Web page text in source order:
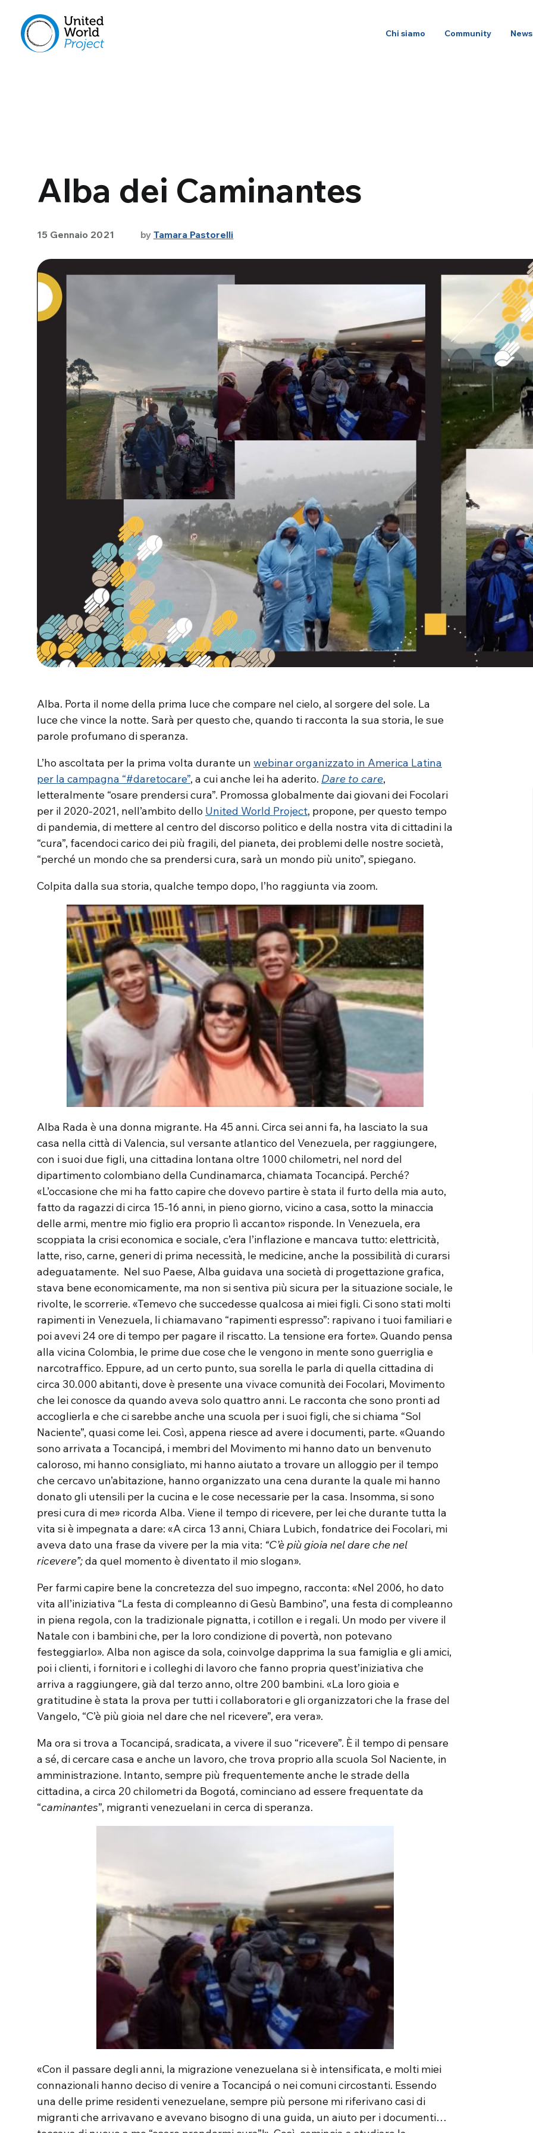
Chi siamo Community News
Alba dei Caminantes
15 Gennaio 2021 by Tamara Pastorelli
Alba. Porta il nome della prima luce che compare nel cielo, al sorgere del sole. La
luce che vince la notte. Sarà per questo che, quando ti racconta la sua storia, le sue
parole profumano di speranza.
L’ho ascoltata per la prima volta durante un webinar organizzato in America Latina
per la campagna “#daretocare”, a cui anche lei ha aderito. Dare to care,
letteralmente “osare prendersi cura”. Promossa globalmente dai giovani dei Focolari
per il 2020-2021, nell’ambito dello United World Project, propone, per questo tempo
di pandemia, di mettere al centro del discorso politico e della nostra vita di cittadini la
“cura”, facendoci carico dei più fragili, del pianeta, dei problemi delle nostre società,
“perché un mondo che sa prendersi cura, sarà un mondo più unito”, spiegano.
Colpita dalla sua storia, qualche tempo dopo, l’ho raggiunta via zoom.
Alba Rada è una donna migrante. Ha 45 anni. Circa sei anni fa, ha lasciato la sua
casa nella città di Valencia, sul versante atlantico del Venezuela, per raggiungere,
con i suoi due figli, una cittadina lontana oltre 1000 chilometri, nel nord del
dipartimento colombiano della Cundinamarca, chiamata Tocancipá. Perché?
«L’occasione che mi ha fatto capire che dovevo partire è stata il furto della mia auto,
fatto da ragazzi di circa 15-16 anni, in pieno giorno, vicino a casa, sotto la minaccia
delle armi, mentre mio figlio era proprio lì accanto» risponde. In Venezuela, era
scoppiata la crisi economica e sociale, c’era l’inflazione e mancava tutto: elettricità,
latte, riso, carne, generi di prima necessità, le medicine, anche la possibilità di curarsi
adeguatamente. Nel suo Paese, Alba guidava una società di progettazione grafica,
stava bene economicamente, ma non si sentiva più sicura per la situazione sociale, le
rivolte, le scorrerie. «Temevo che succedesse qualcosa ai miei figli. Ci sono stati molti
rapimenti in Venezuela, li chiamavano “rapimenti espresso”: rapivano i tuoi familiari e
poi avevi 24 ore di tempo per pagare il riscatto. La tensione era forte». Quando pensa
alla vicina Colombia, le prime due cose che le vengono in mente sono guerriglia e
narcotraffico. Eppure, ad un certo punto, sua sorella le parla di quella cittadina di
circa 30.000 abitanti, dove è presente una vivace comunità dei Focolari, Movimento
che lei conosce da quando aveva solo quattro anni. Le racconta che sono pronti ad
accoglierla e che ci sarebbe anche una scuola per i suoi figli, che si chiama “Sol
Naciente”, quasi come lei. Così, appena riesce ad avere i documenti, parte. «Quando
sono arrivata a Tocancipá, i membri del Movimento mi hanno dato un benvenuto
caloroso, mi hanno consigliato, mi hanno aiutato a trovare un alloggio per il tempo
che cercavo un’abitazione, hanno organizzato una cena durante la quale mi hanno
donato gli utensili per la cucina e le cose necessarie per la casa. Insomma, si sono
presi cura di me» ricorda Alba. Viene il tempo di ricevere, per lei che durante tutta la
vita si è impegnata a dare: «A circa 13 anni, Chiara Lubich, fondatrice dei Focolari, mi
aveva dato una frase da vivere per la mia vita: “C’è più gioia nel dare che nel
ricevere”;da quel momento è diventato il mio slogan».
Per farmi capire bene la concretezza del suo impegno, racconta: «Nel 2006, ho dato
vita all’iniziativa “La festa di compleanno di Gesù Bambino”, una festa di compleanno
in piena regola, con la tradizionale pignatta, i cotillon e i regali. Un modo per vivere il
Natale con i bambini che, per la loro condizione di povertà, non potevano
festeggiarlo». Alba non agisce da sola, coinvolge dapprima la sua famiglia e gli amici,
poi i clienti, i fornitori e i colleghi di lavoro che fanno propria quest’iniziativa che
arriva a raggiungere, già dal terzo anno, oltre 200 bambini. «La loro gioia e
gratitudine è stata la prova per tutti i collaboratori e gli organizzatori che la frase del
Vangelo, “C’è più gioia nel dare che nel ricevere”, era vera».
Ma ora si trova a Tocancipá, sradicata, a vivere il suo “ricevere”. È il tempo di pensare
a sé, di cercare casa e anche un lavoro, che trova proprio alla scuola Sol Naciente, in
amministrazione. Intanto, sempre più frequentemente anche le strade della
cittadina, a circa 20 chilometri da Bogotá, cominciano ad essere frequentate da
“caminantes”, migranti venezuelani in cerca di speranza.
«Con il passare degli anni, la migrazione venezuelana si è intensificata, e molti miei
connazionali hanno deciso di venire a Tocancipá o nei comuni circostanti. Essendo
una delle prime residenti venezuelane, sempre più persone mi riferivano casi di
migranti che arrivavano e avevano bisogno di una guida, un aiuto per i documenti…